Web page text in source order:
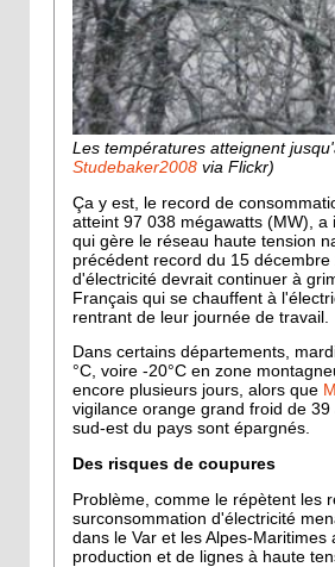
Les températures atteignent
Studebaker2008 via Flickr)
Ça y est, le record de
atteint 97 038 mégawatts (MW),
qui gère le réseau haute tension
précédent record du 15
d'électricité devrait continuer à
Français qui se chauffent à
rentrant de leur journée de travail.
Dans certains départements,
°C, voire -20°C en zone
encore plusieurs jours, alors que
vigilance orange grand froid de
sud-est du pays sont épargnés.
Des risques de coupures
Problème, comme le répètent les
surconsommation d'électricité
dans le Var et les Alpes-
production et de lignes à haute